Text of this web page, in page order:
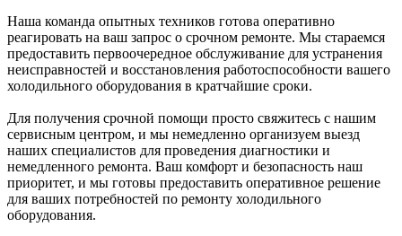
Наша команда опытных техников готова оперативно
реагировать на ваш запрос о срочном ремонте. Мы стараемся
предоставить первоочередное обслуживание для устранения
неисправностей и восстановления работоспособности вашего
холодильного оборудования в кратчайшие сроки.
Для получения срочной помощи просто свяжитесь с нашим
сервисным центром, и мы немедленно организуем выезд
наших специалистов для проведения диагностики и
немедленного ремонта. Ваш комфорт и безопасность наш
приоритет, и мы готовы предоставить оперативное решение
для ваших потребностей по ремонту холодильного
оборудования.